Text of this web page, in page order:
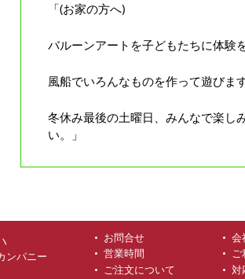
「(お家の方へ)
バルーンアートを子どもたちに体験
風船でいろんなものを作って遊びます
冬休み最後の土曜日、みんなで楽し
い。」
ンパニー
お問合せ 会
営業時間
ご
ご注文について
対